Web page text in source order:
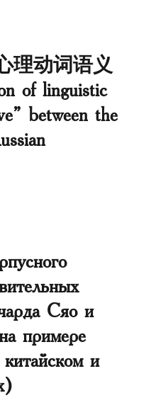
理动词语义
of linguistic
between the
Сяо и
примере
китайском и